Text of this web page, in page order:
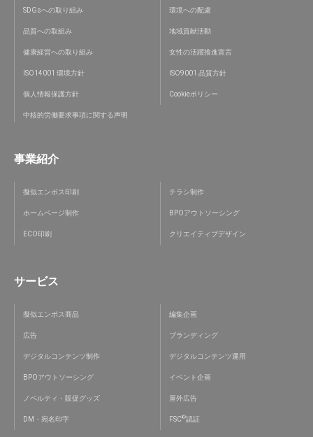
SDGsへの取り組み 環境への配慮
品質への取組み 地域貢献活動
健康経営への取り組み 女性の活躍推進宣言
ISO14001 環境方針 ISO9001 品質方針
個人情報保護方針 Cookieポリシー
中核的労働要求事項に関する声明
事業紹介
擬似エンボス印刷 チラシ制作
ホームページ制作 BPOアウトソーシング
ECO印刷 クリエイティブデザイン
サービス
擬似エンボス商品 編集企画
広告 ブランディング
デジタルコンテンツ制作 デジタルコンテンツ運用
BPOアウトソーシング イベント企画
ノベルティ・販促グッズ 屋外広告
DM・宛名印字 FSC®認証